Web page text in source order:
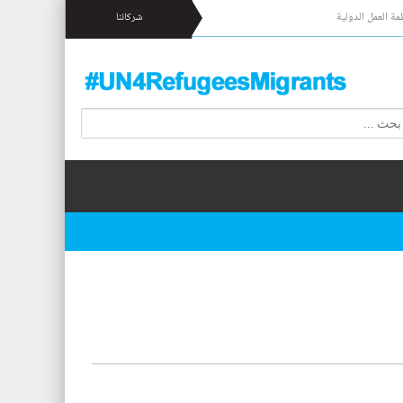
العمل الدولية شركائنا